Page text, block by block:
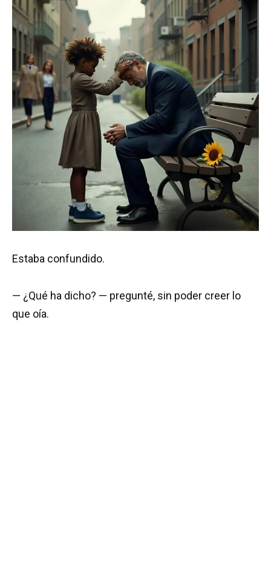
Estaba confundido.
— ¿Qué ha dicho? — pregunté, sin poder creer lo
que oía.